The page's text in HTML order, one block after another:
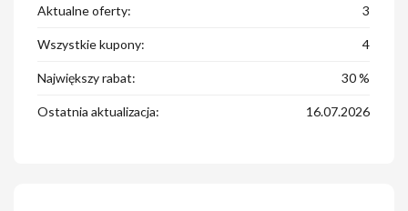
Aktualne oferty: 3
Wszystkie kupony: 4
Największy rabat: 30 %
Ostatnia aktualizacja: 16.07.2026